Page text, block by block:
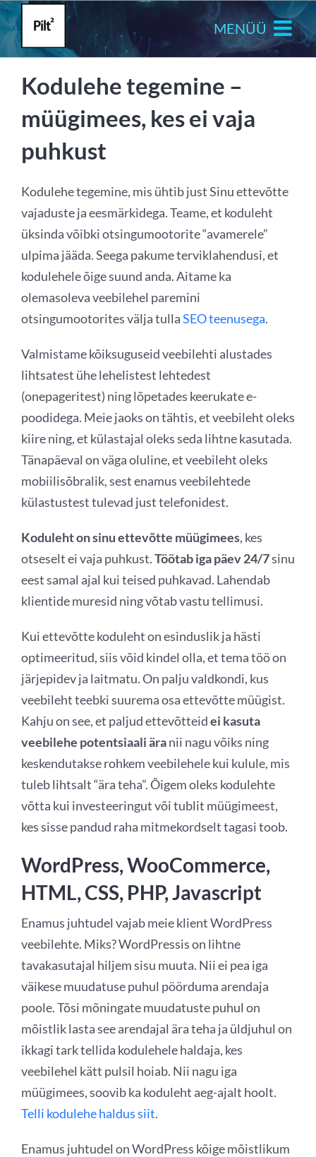
Skip
to
content
Kodulehe tegemine –
müügimees, kes ei vaja
puhkust
Kodulehe tegemine, mis ühtib just Sinu ettevõtte
vajaduste ja eesmärkidega. Teame, et koduleht
üksinda võibki otsingumootorite “avamerele”
ulpima jääda. Seega pakume terviklahendusi, et
kodulehele õige suund anda. Aitame ka
olemasoleva veebilehel paremini
otsingumootorites välja tullaSEO teenusega.
Valmistame kõiksuguseid veebilehti alustades
lihtsatest ühe lehelistest lehtedest
(onepageritest) ning lõpetades keerukate e-
poodidega. Meie jaoks on tähtis, et veebileht oleks
kiire ning, et külastajal oleks seda lihtne kasutada.
Tänapäeval on väga oluline, et veebileht oleks
mobiilisõbralik, sest enamus veebilehtede
külastustest tulevad just telefonidest.
Koduleht on sinu ettevõtte müügimees, kes
otseselt ei vaja puhkust.Töötab iga päev 24/7sinu
eest samal ajal kui teised puhkavad. Lahendab
klientide muresid ning võtab vastu tellimusi.
Kui ettevõtte koduleht on esinduslik ja hästi
optimeeritud, siis võid kindel olla, et tema töö on
järjepidev ja laitmatu. On palju valdkondi, kus
veebileht teebki suurema osa ettevõtte müügist.
Kahju on see, et paljud ettevõtteidei kasuta
veebilehe potentsiaali äranii nagu võiks ning
keskendutakse rohkem veebilehele kui kulule, mis
tuleb lihtsalt “ära teha”. Õigem oleks kodulehte
võtta kui investeeringut või tublit müügimeest,
kes sisse pandud raha mitmekordselt tagasi toob.
WordPress, WooCommerce,
HTML, CSS, PHP, Javascript
Enamus juhtudel vajab meie klient WordPress
veebilehte. Miks? WordPressis on lihtne
tavakasutajal hiljem sisu muuta. Nii ei pea iga
väikese muudatuse puhul pöörduma arendaja
poole. Tõsi mõningate muudatuste puhul on
mõistlik lasta see arendajal ära teha ja üldjuhul on
ikkagi tark tellida kodulehele haldaja, kes
veebilehel kätt pulsil hoiab. Nii nagu iga
müügimees, soovib ka koduleht aeg-ajalt hoolt.
Telli kodulehe haldus siit.
Enamus juhtudel on WordPress kõige mõistlikum